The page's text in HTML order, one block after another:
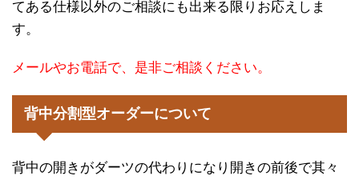
てある仕様以外のご相談にも出来る限りお応えしま
す。
メールやお電話で、是非ご相談ください。
背中分割型オーダーについて
背中の開きがダーツの代わりになり開きの前後で其々